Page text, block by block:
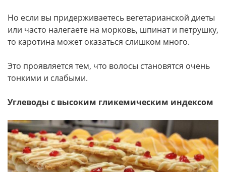
Но если вы придерживаетесь вегетарианской диеты
или часто налегаете на морковь, шпинат и петрушку,
то каротина может оказаться слишком много.
Это проявляется тем, что волосы становятся очень
тонкими и слабыми.
Углеводы с высоким гликемическим индексом